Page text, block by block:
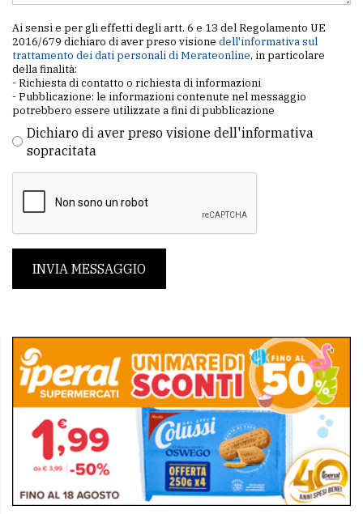
Ai sensi e per gli effetti degli artt. 6 e 13 del Regolamento UE
2016/679 dichiaro di aver preso visione dell'informativa sul
trattamento dei dati personali di Merateonline, in particolare
della finalità:
- Richiesta di contatto o richiesta di informazioni
- Pubblicazione: le informazioni contenute nel messaggio
potrebbero essere utilizzate a fini di pubblicazione
Dichiaro di aver preso visione dell'informativa
sopracitata
INVIA MESSAGGIO